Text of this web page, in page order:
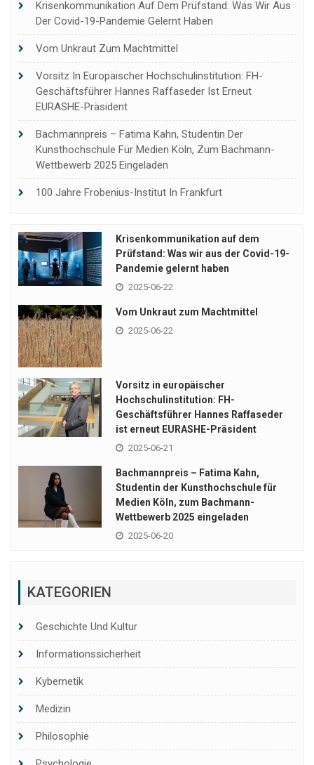
Krisenkommunikation Auf Dem Prüfstand: Was Wir Aus
Der Covid-19-Pandemie Gelernt Haben
Vom Unkraut Zum Machtmittel
Vorsitz In Europäischer Hochschulinstitution: FH-
Geschäftsführer Hannes Raffaseder Ist Erneut
EURASHE-Präsident
Bachmannpreis – Fatima Kahn, Studentin Der
Kunsthochschule Für Medien Köln, Zum Bachmann-
Wettbewerb 2025 Eingeladen
100 Jahre Frobenius-Institut In Frankfurt
Krisenkommunikation auf dem
Prüfstand: Was wir aus der Covid-19-
Pandemie gelernt haben
2025-06-22
Vom Unkraut zum Machtmittel
2025-06-22
Vorsitz in europäischer
Hochschulinstitution: FH-
Geschäftsführer Hannes Raffaseder
ist erneut EURASHE-Präsident
2025-06-21
Bachmannpreis – Fatima Kahn,
Studentin der Kunsthochschule für
Medien Köln, zum Bachmann-
Wettbewerb 2025 eingeladen
2025-06-20
KATEGORIEN
Geschichte Und Kultur
Informationssicherheit
Kybernetik
Medizin
Philosophie